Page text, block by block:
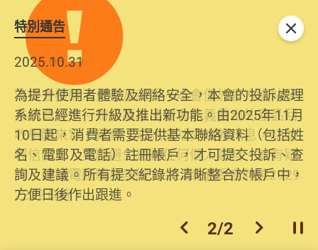
特別通告
2026.06.29
消委會提醒消費者及商戶，本會僅於官方網站發
布消費警示。如接獲以消委會名義發出的產品回
收相關來電、電郵、短訊或社交媒體訊息，切勿
輕信回應，更應避免透露任何個人資料。如有疑
問，請致電防騙易熱線18222或消委會熱線2929
2222查詢。
2025.10.31
為提升使用者體驗及網絡安全，本會的投訴處理
系統已經進行升級及推出新功能。由2025年11月
10日起，消費者需要提供基本聯絡資料（包括姓
名、電郵及電話）註冊帳戶，才可提交投訴、查
詢及建議。所有提交紀錄將清晰整合於帳戶中，
方便日後作出跟進。
上一個
2/2 下一個開
關閉